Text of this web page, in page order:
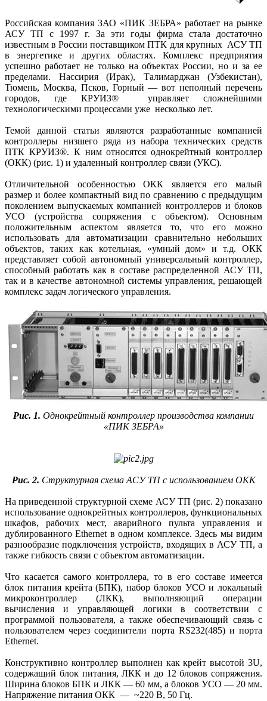
Российская компания ЗАО «ПИК ЗЕБРА» работает на рынке
АСУ ТП с 1997 г. За эти годы фирма стала достаточно
известным в России поставщиком ПТК для крупных АСУ ТП
в энергетике и других областях. Комплекс предприятия
успешно работает не только на объектах России, но и за ее
пределами. Нассирия (Ирак), Талимарджан (Узбекистан),
Тюмень, Москва, Псков, Горный — вот неполный перечень
городов, где КРУИЗ® управляет сложнейшими
технологическими процессами уже несколько лет.
Темой данной статьи являются разработанные компанией
контроллеры низшего ряда из набора технических средств
ПТК КРУИЗ®. К ним относятся однокрейтный контроллер
(ОКК) (рис. 1) и удаленный контроллер связи (УКС).
Отличительной особенностью ОКК является его малый
размер и более компактный вид по сравнению с предыдущим
поколением выпускаемых компанией контроллеров и блоков
УСО (устройства сопряжения с объектом). Основным
положительным аспектом является то, что его можно
использовать для автоматизации сравнительно небольших
объектов, таких как котельная, «умный дом» и т.д. ОКК
представляет собой автономный универсальный контроллер,
способный работать как в составе распределенной АСУ ТП,
так и в качестве автономной системы управления, решающей
комплекс задач логического управления.
Рис. 1. Однокрейтный контроллер производства компании
«ПИК ЗЕБРА»
Рис. 2. Структурная схема АСУ ТП с использованием ОКК
На приведенной структурной схеме АСУ ТП (рис. 2) показано
использование однокрейтных контроллеров, функциональных
шкафов, рабочих мест, аварийного пульта управления и
дублированного Ethernet в одном комплексе. Здесь мы видим
разнообразие подключения устройств, входящих в АСУ ТП, а
также гибкость связи с объектом автоматизации.
Что касается самого контроллера, то в его составе имеется
блок питания крейта (БПК), набор блоков УСО и локальный
микроконтроллер (ЛКК), выполняющий операции
вычисления и управляющей логики в соответствии с
программой пользователя, а также обеспечивающий связь с
пользователем через соединители порта RS232(485) и порта
Ethernet.
Конструктивно контроллер выполнен как крейт высотой 3U,
содержащий блок питания, ЛКК и до 12 блоков сопряжения.
Ширина блоков БПК и ЛКК — 60 мм, а блоков УСО — 20 мм.
Напряжение питания ОКК — ~220 В, 50 Гц.